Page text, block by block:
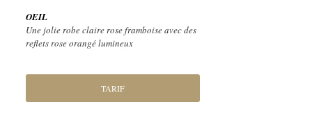
OEIL
Une jolie robe claire rose framboise avec des
reflets rose orangé lumineux
TARIF